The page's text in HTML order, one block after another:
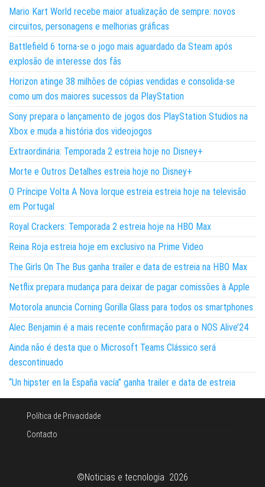
Mario Kart World recebe maior atualização de sempre: novos
circuitos, personagens e melhorias gráficas
Battlefield 6 torna-se o jogo mais aguardado da Steam após
explosão de interesse dos fãs
Horizon atinge 38 milhões de cópias vendidas e consolida-se
como um dos maiores sucessos da PlayStation
Sony prepara o lançamento de jogos dos PlayStation Studios na
Xbox e muda a história dos videojogos
Extraordinária: Temporada 2 estreia hoje no Disney+
Morte e Outros Detalhes estreia hoje no Disney+
O Príncipe Volta A Nova Iorque estreia estreia hoje na televisão
em Portugal
Royal Crackers: Temporada 2 estreia hoje na HBO Max
Reina Roja estreia hoje em exclusivo na Prime Video
The Girls On The Bus ganha trailer e data de estreia na HBO Max
Netflix prepara mudança para deixar de pagar comissões à Apple
Motorola anuncia Corning Gorilla Glass para todos os smartphones
Alec Benjamin é a mais recente confirmação para o NOS Alive’24
Ainda não é desta que o Microsoft Teams Clássico será
descontinuado
“Un hipster en la España vacía” ganha trailer e data de estreia
Política de Privacidade
Contacto
©Noticias e tecnologia 2026